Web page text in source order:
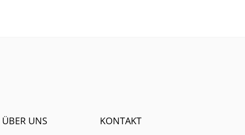
ÜBER UNS KONTAKT